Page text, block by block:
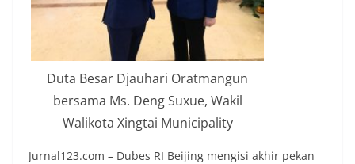
Duta Besar Djauhari Oratmangun
bersama Ms. Deng Suxue, Wakil
Walikota Xingtai Municipality
Jurnal123.com – Dubes RI Beijing mengisi akhir pekan